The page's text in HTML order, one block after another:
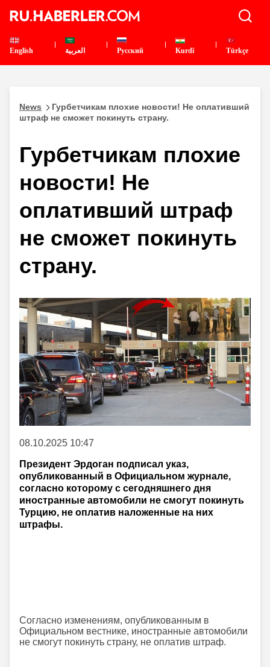
English العربية Pусский Kurdî Türkçe
News
Гурбетчикам плохие новости! Не оплативший
штраф не сможет покинуть страну.
Гурбетчикам плохие
новости! Не
оплативший штраф
не сможет покинуть
страну.
08.10.2025 10:47
Президент Эрдоган подписал указ,
опубликованный в Официальном журнале,
согласно которому с сегодняшнего дня
иностранные автомобили не смогут покинуть
Турцию, не оплатив наложенные на них
штрафы.
Согласно изменениям, опубликованным в
Официальном вестнике, иностранные автомобили
не смогут покинуть страну, не оплатив штраф.